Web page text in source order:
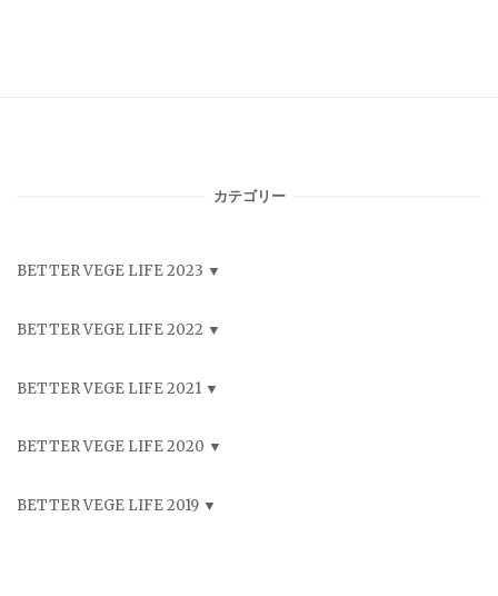
カテゴリー
BETTER VEGE LIFE 2023
BETTER VEGE LIFE 2022
BETTER VEGE LIFE 2021
BETTER VEGE LIFE 2020
BETTER VEGE LIFE 2019